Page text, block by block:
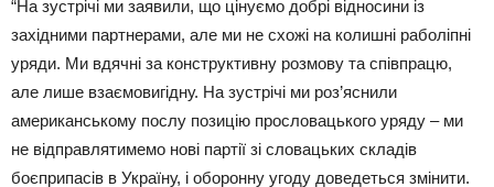
“На зустрічі ми заявили, що цінуємо добрі відносини із
західними партнерами, але ми не схожі на колишні раболіпні
уряди. Ми вдячні за конструктивну розмову та співпрацю,
але лише взаємовигідну. На зустрічі ми роз’яснили
американському послу позицію прословацького уряду – ми
не відправлятимемо нові партії зі словацьких складів
боєприпасів в Україну, і оборонну угоду доведеться змінити.